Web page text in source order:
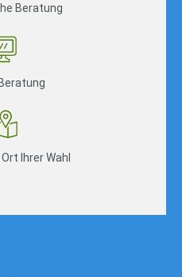
Beratung
Ihrer Wahl